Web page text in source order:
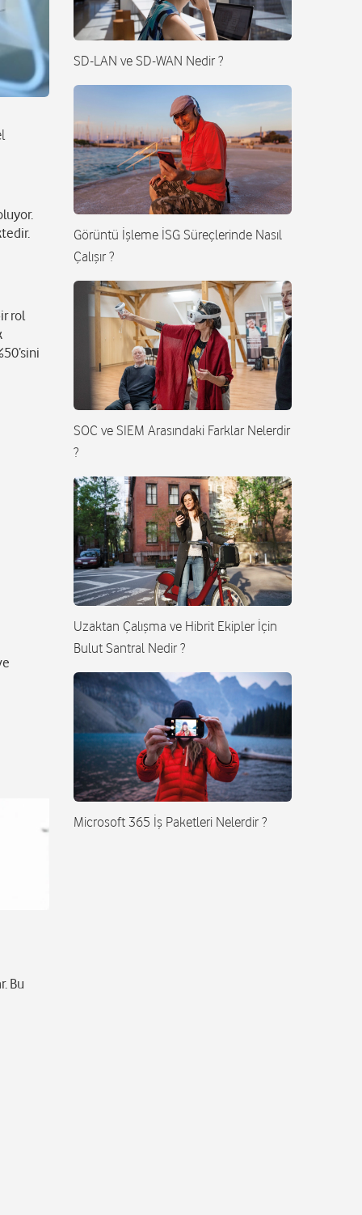
rol
Bu
SD-LAN ve SD-WAN Nedir ?
Görüntü İşleme İSG Süreçlerinde Nasıl
Çalışır ?
SOC ve SIEM Arasındaki Farklar Nelerdir
?
Uzaktan Çalışma ve Hibrit Ekipler İçin
Bulut Santral Nedir ?
Microsoft 365 İş Paketleri Nelerdir ?